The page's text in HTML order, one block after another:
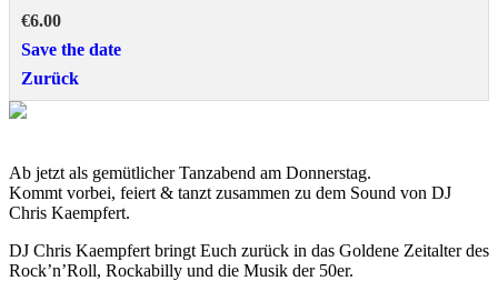
€6.00
Save the date
Zurück
Ab jetzt als gemütlicher Tanzabend am Donnerstag.
Kommt vorbei, feiert & tanzt zusammen zu dem Sound von DJ
Chris Kaempfert.
DJ Chris Kaempfert bringt Euch zurück in das Goldene Zeitalter des
Rock’n’Roll, Rockabilly und die Musik der 50er.